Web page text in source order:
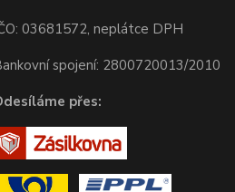
03681572, neplátce DPH
spojení: 2800720013/2010
přes: